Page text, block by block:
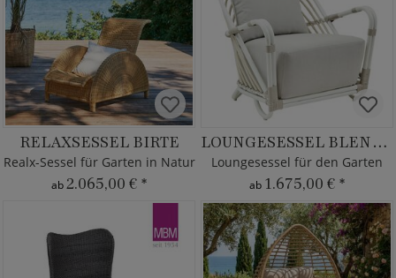
RELAXSESSEL BIRTE
Realx-Sessel für Garten in Natur
ab2.065,00 € *
LOUNGESESSEL BLENDA
Loungesessel für den Garten
ab 1.675,00 € *